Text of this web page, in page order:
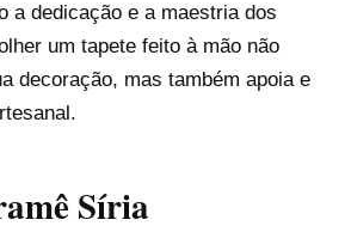
a dedicação e a maestria dos
um tapete feito à mão não
decoração, mas também apoia e
Síria